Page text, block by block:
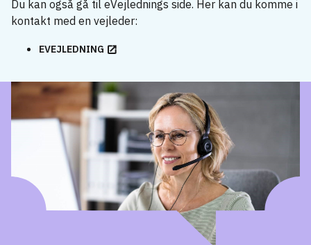
Du kan også gå til eVejlednings side. Her kan du komme i
kontakt med en vejleder:
EVEJLEDNING